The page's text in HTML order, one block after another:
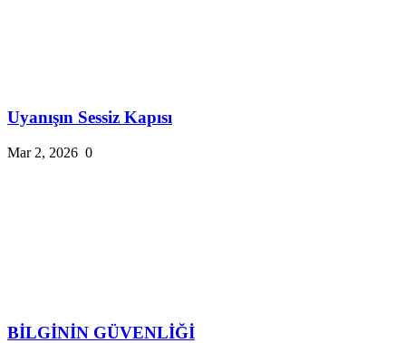
Uyanışın Sessiz Kapısı
Mar 2, 2026 0
BİLGİNİN GÜVENLİĞİ